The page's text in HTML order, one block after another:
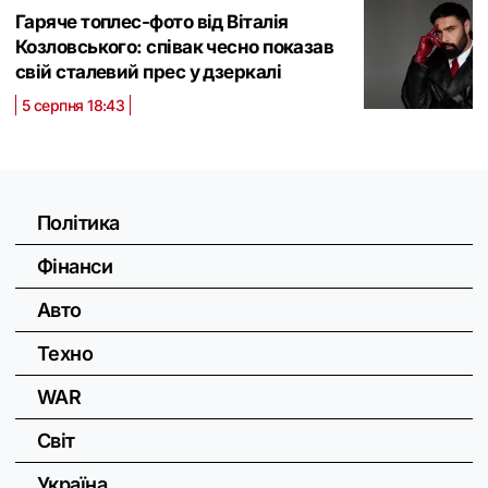
Гаряче топлес-фото від Віталія
Козловського: співак чесно показав
свій сталевий прес у дзеркалі
5 серпня 18:43
Політика
Фінанси
Авто
Техно
WAR
Світ